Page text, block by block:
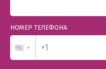
НОМЕР ТЕЛЕФОНА